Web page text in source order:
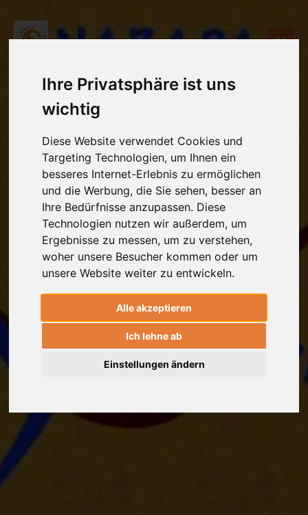
Ihre Privatsphäre ist uns
wichtig
Diese Website verwendet Cookies und
Targeting Technologien, um Ihnen ein
besseres Internet-Erlebnis zu ermöglichen
und die Werbung, die Sie sehen, besser an
Ihre Bedürfnisse anzupassen. Diese
Technologien nutzen wir außerdem, um
Ergebnisse zu messen, um zu verstehen,
woher unsere Besucher kommen oder um
unsere Website weiter zu entwickeln.
Alle akzeptieren
Ich lehne ab
Einstellungen ändern